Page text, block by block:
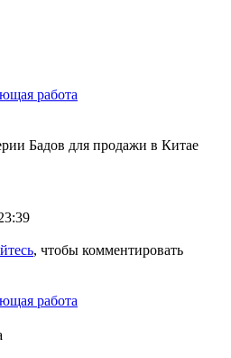
работа
Бадов для продажи в Китае
, чтобы комментировать
работа